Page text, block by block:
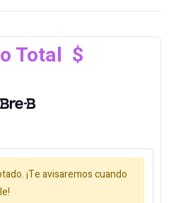
Total $
¡Te avisaremos cuando